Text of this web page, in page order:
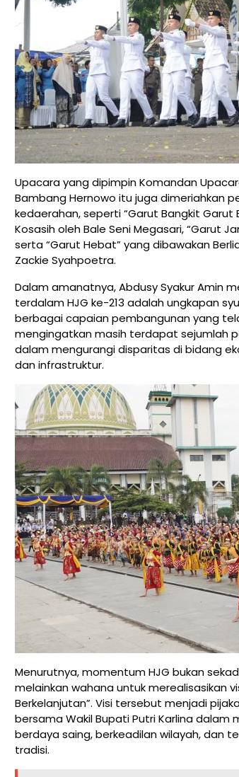
Upacara yang dipimpin Komandan
Bambang Hernowo itu juga dimeriahkan
kedaerahan, seperti “Garut Bangkit Garut
Kosasih oleh Bale Seni Megasari, “Garut
serta “Garut Hebat” yang dibawakan
Zackie Syahpoetra.
Dalam amanatnya, Abdusy Syakur Amin
terdalam HJG ke-213 adalah ungkapan
berbagai capaian pembangunan yang
mengingatkan masih terdapat sejumlah
dalam mengurangi disparitas di bidang
dan infrastruktur.
Menurutnya, momentum HJG bukan
melainkan wahana untuk merealisasikan
Berkelanjutan”. Visi tersebut menjadi
bersama Wakil Bupati Putri Karlina dalam
berdaya saing, berkeadilan wilayah, dan
tradisi.